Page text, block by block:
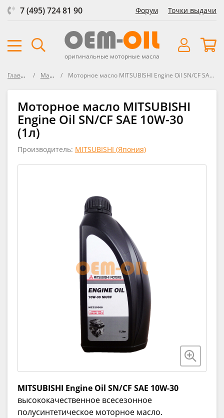
7 (495) 724 81 90 Форум Точки выдачи
оригинальные моторные масла
Главная Масла Моторное масло MITSUBISHI Engine Oil SN/CF SAE 10W-30
Моторное масло MITSUBISHI
Engine Oil SN/CF SAE 10W-30
(1л)
Производитель: MITSUBISHI (Япония)
MITSUBISHI Engine Oil SN/CF SAE 10W-30
высококачественное всесезонное
полусинтетическое моторное масло.